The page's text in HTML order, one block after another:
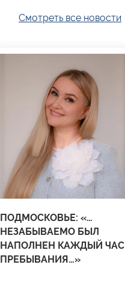
Смотреть все новости
ПОДМОСКОВЬЕ: «…
НЕЗАБЫВАЕМО БЫЛ
НАПОЛНЕН КАЖДЫЙ ЧАС
ПРЕБЫВАНИЯ…»